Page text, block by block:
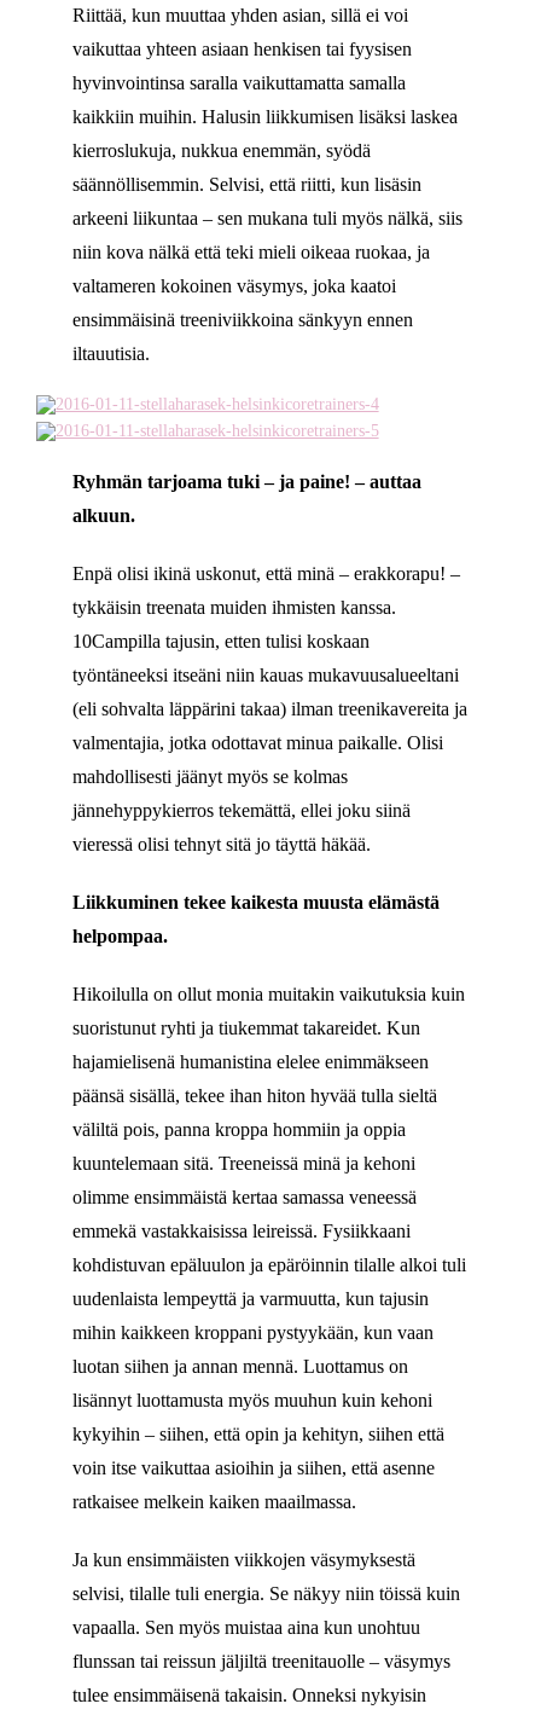
Riittää, kun muuttaa yhden asian, sillä ei voi
vaikuttaa yhteen asiaan henkisen tai fyysisen
hyvinvointinsa saralla vaikuttamatta samalla
kaikkiin muihin. Halusin liikkumisen lisäksi laskea
kierroslukuja, nukkua enemmän, syödä
säännöllisemmin. Selvisi, että riitti, kun lisäsin
arkeeni liikuntaa – sen mukana tuli myös nälkä, siis
niin kova nälkä että teki mieli oikeaa ruokaa, ja
valtameren kokoinen väsymys, joka kaatoi
ensimmäisinä treeniviikkoina sänkyyn ennen
iltauutisia.
Ryhmän tarjoama tuki – ja paine! – auttaa
alkuun.
Enpä olisi ikinä uskonut, että minä – erakkorapu! –
tykkäisin treenata muiden ihmisten kanssa.
10Campilla tajusin, etten tulisi koskaan
työntäneeksi itseäni niin kauas mukavuusalueeltani
(eli sohvalta läppärini takaa) ilman treenikavereita ja
valmentajia, jotka odottavat minua paikalle. Olisi
mahdollisesti jäänyt myös se kolmas
jännehyppykierros tekemättä, ellei joku siinä
vieressä olisi tehnyt sitä jo täyttä häkää.
Liikkuminen tekee kaikesta muusta elämästä
helpompaa.
Hikoilulla on ollut monia muitakin vaikutuksia kuin
suoristunut ryhti ja tiukemmat takareidet. Kun
hajamielisenä humanistina elelee enimmäkseen
päänsä sisällä, tekee ihan hiton hyvää tulla sieltä
väliltä pois, panna kroppa hommiin ja oppia
kuuntelemaan sitä. Treeneissä minä ja kehoni
olimme ensimmäistä kertaa samassa veneessä
emmekä vastakkaisissa leireissä. Fysiikkaani
kohdistuvan epäluulon ja epäröinnin tilalle alkoi tuli
uudenlaista lempeyttä ja varmuutta, kun tajusin
mihin kaikkeen kroppani pystyykään, kun vaan
luotan siihen ja annan mennä. Luottamus on
lisännyt luottamusta myös muuhun kuin kehoni
kykyihin – siihen, että opin ja kehityn, siihen että
voin itse vaikuttaa asioihin ja siihen, että asenne
ratkaisee melkein kaiken maailmassa.
Ja kun ensimmäisten viikkojen väsymyksestä
selvisi, tilalle tuli energia. Se näkyy niin töissä kuin
vapaalla. Sen myös muistaa aina kun unohtuu
flunssan tai reissun jäljiltä treenitauolle – väsymys
tulee ensimmäisenä takaisin. Onneksi nykyisin